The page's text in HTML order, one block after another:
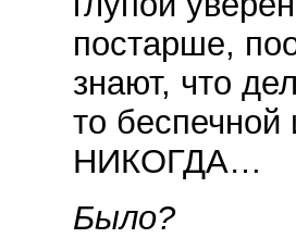
постарше,
знают, что
то беспечной
НИКОГДА…
Было?